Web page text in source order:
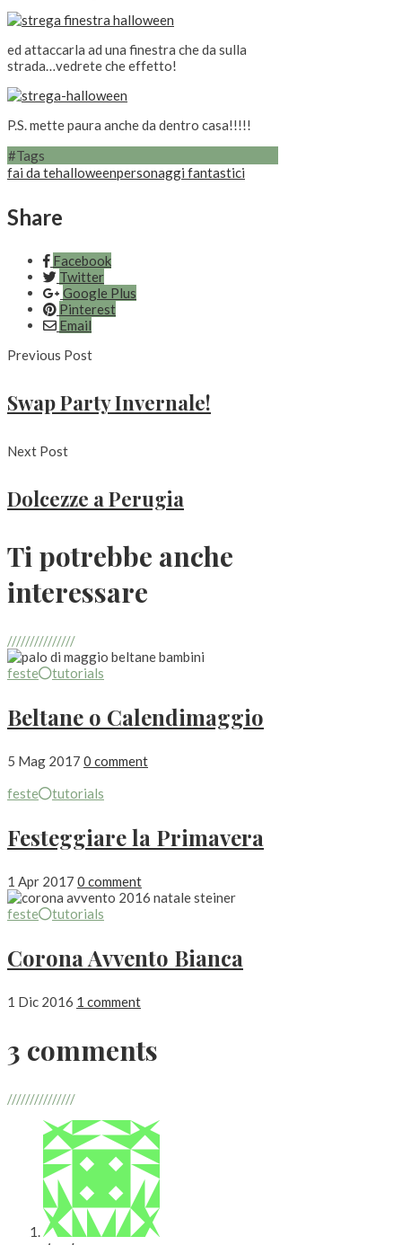
ed attaccarla ad una finestra che da sulla
strada…vedrete che effetto!
P.S. mette paura anche da dentro casa!!!!!
#Tags
fai da tehalloweenpersonaggi fantastici
Share
Facebook
Twitter
Google Plus
Pinterest
Email
Previous Post
Swap Party Invernale!
Next Post
Dolcezze a Perugia
Ti potrebbe anche
interessare
///////////////
feste
tutorials
Beltane o Calendimaggio
5 Mag 2017 0 comment
feste
tutorials
Festeggiare la Primavera
1 Apr 2017 0 comment
feste
tutorials
Corona Avvento Bianca
1 Dic 2016 1 comment
3 comments
///////////////